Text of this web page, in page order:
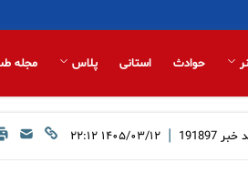
حوادث استانی پلاس مجله
خبر 191897
| ۱۴۰۵/۰۳/۱۲ ۲۲:۱۲